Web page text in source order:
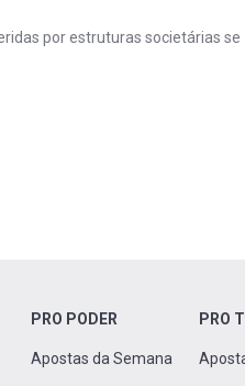
por estruturas societárias se
PRO PODER
Apostas da Semana
PRO